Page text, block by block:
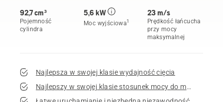
92,7 cm³
Pojemność
cylindra
5,6 kW
Moc wyjściowa1
23 m/s
Prędkość łańcucha
przy mocy
maksymalnej
Najlepsza w swojej klasie wydajność cięcia
Najlepszy w swojej klasie stosunek mocy do masy